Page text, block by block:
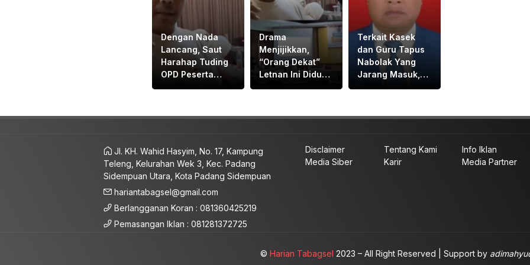
Dengan Nada
Lancang, Saut
Harahap Tuding
OPD Peserta
Rapat
Drama
Menjijikkan,
“Orang Dekat”
Letnan Ini Diduga
Disuruh Wali Kota
Terkait Kasek
dan Guru Tapus
Nabolak Yang
Jarang Masuk,
DPRD Tapsel
Jl. KH. Wahid Hasyim, No. 17, Kampung
Teleng, Kelurahan Wek 3, Kec. Padang
Sidempuan Utara, Kota Padang Sidempuan
hariantabagsel@gmail.com
Berlangganan Koran : 081360425219
Pemasangan Iklan : 081281372725
Disclaimer Tentang Kami
Info Iklan
Media Siber
Karir Media Partner
© Harian Tabagsel 2023 – All Right Reserved | Support by